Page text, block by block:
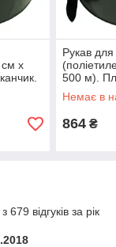
см х
Рукав
500 м).
Немає в
864 ₴
відгуків за рік